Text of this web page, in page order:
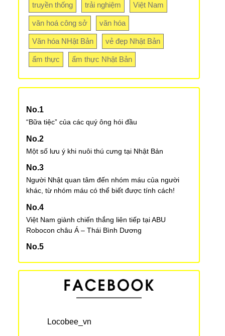
truyền thống trải nghiệm Việt Nam
văn hoá công sở văn hóa
Văn hóa NHật Bản vẻ đẹp Nhật Bản
ẩm thực ẩm thực Nhật Bản
“Bữa tiệc” của các quý ông hói đầu
Một số lưu ý khi nuôi thú cưng tại Nhật Bản
Người Nhật quan tâm đến nhóm máu của người
khác, từ nhóm máu có thể biết được tính cách!
Việt Nam giành chiến thắng liên tiếp tại ABU
Robocon châu Á – Thái Bình Dương
6/9/2018
Visa lao động tại Nhật Bản cho người nước ngoài –
Locobee_vn